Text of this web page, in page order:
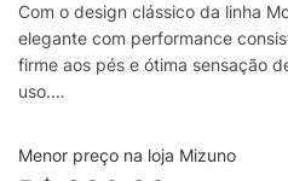
Com o design clássico da linha
elegante com performance
firme aos pés e ótima sensação
uso.
Projetada para gramados
tração segura e mudanças de
ajudando a manter a agilidade
Menor preço na loja Mizuno